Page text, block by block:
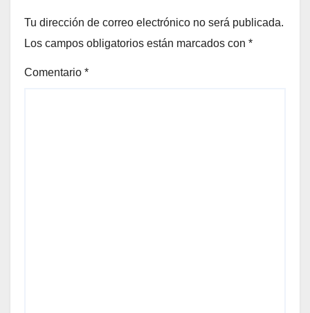
Tu dirección de correo electrónico no será publicada.
Los campos obligatorios están marcados con *
Comentario *